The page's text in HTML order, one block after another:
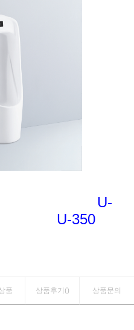
U-
350
품 상품후기() 상품문의